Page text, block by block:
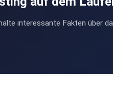
interessante Fakten über